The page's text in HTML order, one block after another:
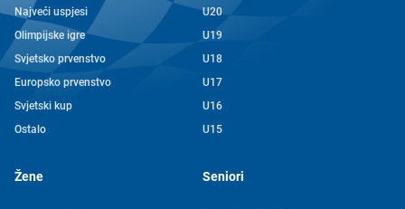
Najveći uspjesi
Olimpijske igre
Svjetsko prvenstvo
Europsko prvenstvo
Svjetski kup
Ostalo
U20
U19
U18
U17
U16
U15
Žene Seniori